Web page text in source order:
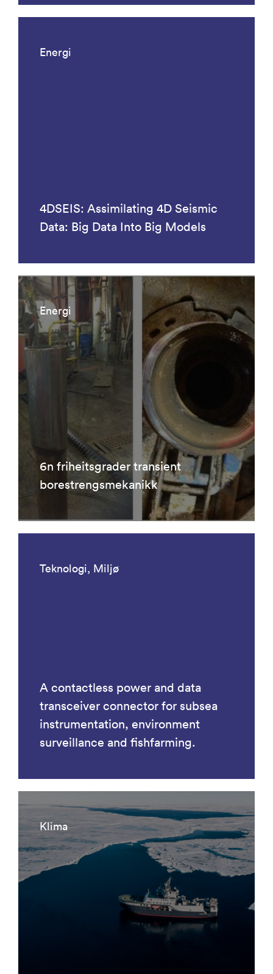
Energi
4DSEIS: Assimilating 4D Seismic
Data: Big Data Into Big Models
Energi
6n friheitsgrader transient
borestrengsmekanikk
Teknologi, Miljø
A contactless power and data
transceiver connector for subsea
instrumentation, environment
surveillance and fishfarming.
Klima